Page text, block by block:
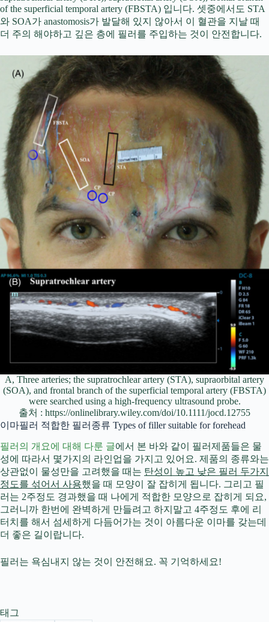
of the superficial temporal artery (FBSTA) 입니다. 셋중에서도 STA
와 SOA가 anastomosis가 발달해 있지 않아서 이 혈관을 지날 때
더 주의 해야하고 깊은 층에 필러를 주입하는 것이 안전합니다.
A, Three arteries; the supratrochlear artery (STA), supraorbital artery
(SOA), and frontal branch of the superficial temporal artery (FBSTA)
were searched using a high-frequency ultrasound probe.
출처 : https://onlinelibrary.wiley.com/doi/10.1111/jocd.12755
이마필러 적합한 필러종류 Types of filler suitable for forehead
필러의 개요에 대해 다룬 글에서 본 바와 같이 필러제품들은 물
성에 따라서 몇가지의 라인업을 가지고 있어요. 제품의 종류와는
상관없이 물성만을 고려했을 때는 탄성이 높고 낮은 필러 두가지
정도를 섞어서 사용했을 때 모양이 잘 잡히게 됩니다. 그리고 필
러는 2주정도 경과했을 때 나에게 적합한 모양으로 잡히게 되요,
그러니까 한번에 완벽하게 만들려고 하지말고 4주정도 후에 리
터치를 해서 섬세하게 다듬어가는 것이 아름다운 이마를 갖는데
더 좋은 길이랍니다.
필러는 욕심내지 않는 것이 안전해요. 꼭 기억하세요!
태그